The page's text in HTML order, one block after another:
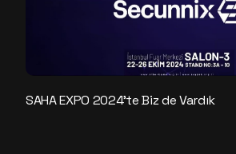
SAHA EXPO 2024’te Biz de Vardık